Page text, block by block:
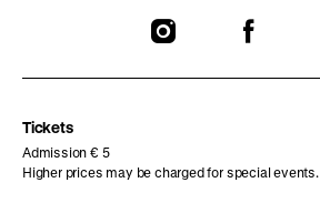
To
To
Tickets
Admission € 5
Higher prices may be charged for special events.